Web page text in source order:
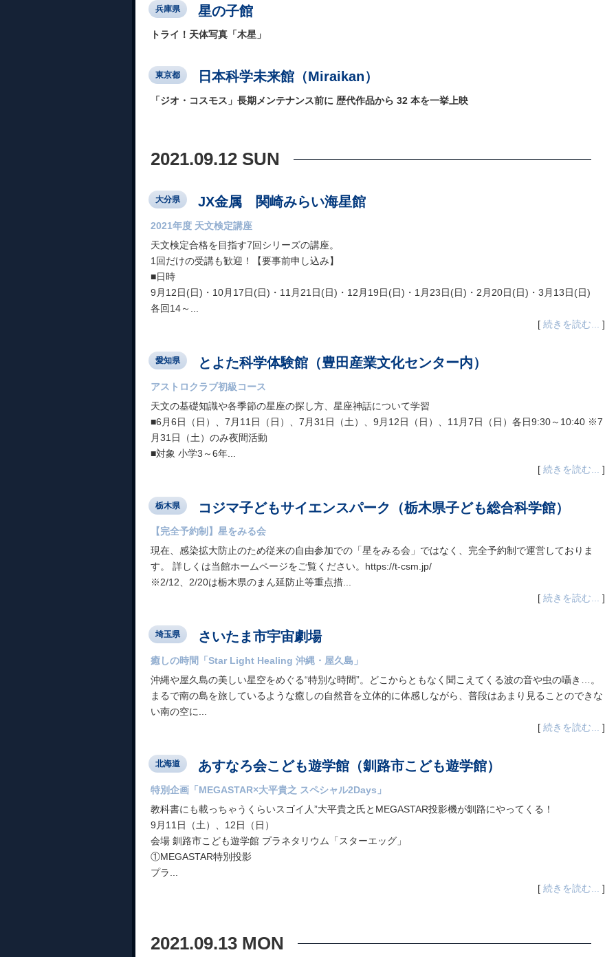
兵庫県 星の子館
トライ！天体写真「木星」
東京都 日本科学未来館（Miraikan）
「ジオ・コスモス」長期メンテナンス前に 歴代作品から 32 本を一挙上映
2021.09.12 SUN
大分県 JX金属 関崎みらい海星館
2021年度 天文検定講座
天文検定合格を目指す7回シリーズの講座。
1回だけの受講も歓迎！【要事前申し込み】
■日時
9月12日(日)・10月17日(日)・11月21日(日)・12月19日(日)・1月23日(日)・2月20日(日)・3月13日(日)
各回14～...
[ 続きを読む... ]
愛知県 とよた科学体験館（豊田産業文化センター内）
アストロクラブ初級コース
天文の基礎知識や各季節の星座の探し方、星座神話について学習
■6月6日（日）、7月11日（日）、7月31日（土）、9月12日（日）、11月7日（日）各日9:30～10:40 ※7
月31日（土）のみ夜間活動
■対象 小学3～6年...
[ 続きを読む... ]
栃木県 コジマ子どもサイエンスパーク（栃木県子ども総合科学館）
【完全予約制】星をみる会
現在、感染拡大防止のため従来の自由参加での「星をみる会」ではなく、完全予約制で運営しておりま
す。 詳しくは当館ホームページをご覧ください。https://t-csm.jp/
※2/12、2/20は栃木県のまん延防止等重点措...
[ 続きを読む... ]
埼玉県 さいたま市宇宙劇場
癒しの時間「Star Light Healing 沖縄・屋久島」
沖縄や屋久島の美しい星空をめぐる“特別な時間”。どこからともなく聞こえてくる波の音や虫の囁き…。
まるで南の島を旅しているような癒しの自然音を立体的に体感しながら、普段はあまり見ることのできな
い南の空に...
[ 続きを読む... ]
北海道 あすなろ会こども遊学館（釧路市こども遊学館）
特別企画「MEGASTAR×大平貴之 スペシャル2Days」
教科書にも載っちゃうくらいスゴイ人”大平貴之氏とMEGASTAR投影機が釧路にやってくる！
9月11日（土）、12日（日）
会場 釧路市こども遊学館 プラネタリウム「スターエッグ」
①MEGASTAR特別投影
プラ...
[ 続きを読む... ]
2021.09.13 MON